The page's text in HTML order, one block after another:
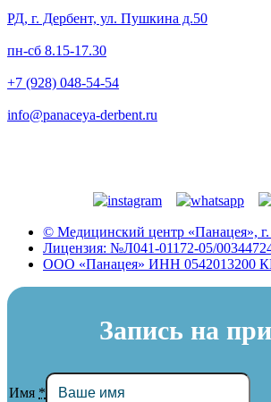
РД, г. Дербент, ул. Пушкина д.50
пн-сб 8.15-17.30
+7 (928) 048-54-54
info@panaceya-derbent.ru
© Медицинский центр «Панацея»,
Лицензия: №Л041-01172-05/
ООО «Панацея» ИНН 0542013200
Запись на
Имя *